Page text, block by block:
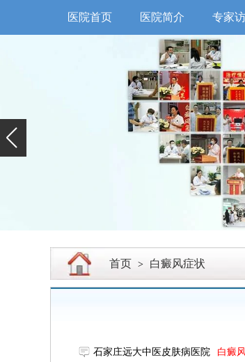
医院首页 医院简介 专家
首页 > 白癜风症状
石家庄远大中医皮肤病医院 白癜